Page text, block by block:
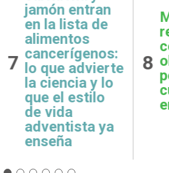
Metas
realistas:
cómo definir
objetivos
posibles y
cuidar la salud
emocional
9
qué
la